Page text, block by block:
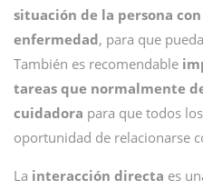
situación de la persona
enfermedad, para que
También es recomendable
tareas que normalmente
cuidadora para que todos
oportunidad de relacionarse
La interacción directa es